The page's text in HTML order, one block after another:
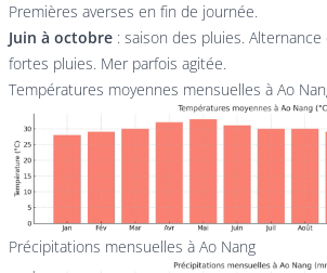
Premières averses en fin de journée.
Juin à octobre : saison des pluies. Alternance
fortes pluies. Mer parfois agitée.
Températures moyennes mensuelles à Ao
Précipitations mensuelles à Ao Nang